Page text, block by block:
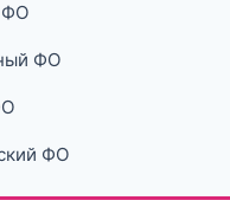
ФО
ФО
ФО